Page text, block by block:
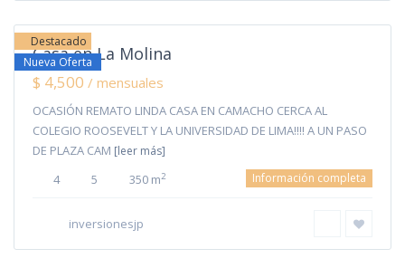
Destacado
Nueva Oferta
Casa en La Molina
$ 4,500 / mensuales
OCASIÓN REMATO LINDA CASA EN CAMACHO CERCA AL
COLEGIO ROOSEVELT Y LA UNIVERSIDAD DE LIMA!!!! A UN PASO
DE PLAZA CAM [leer más]
4 5 350 m2 Información completa
inversionesjp